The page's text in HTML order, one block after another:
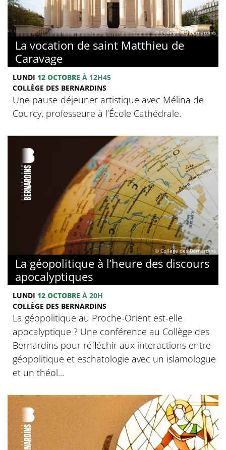
© Collège des Bernardins
La vocation de saint Matthieu de
Caravage
LUNDI 12 OCTOBRE À 12H45
COLLÈGE DES BERNARDINS
Une pause-déjeuner artistique avec Mélina de
Courcy, professeure à l’École Cathédrale.
© Collège des Bernardins
La géopolitique à l’heure des discours
apocalyptiques
LUNDI 12 OCTOBRE À 20H
COLLÈGE DES BERNARDINS
La géopolitique au Proche-Orient est-elle
apocalyptique ? Une conférence au Collège des
Bernardins pour réfléchir aux interactions entre
géopolitique et eschatologie avec un islamologue
et un théol...